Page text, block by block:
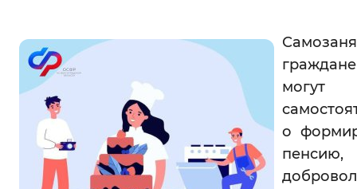
Цвет сайта
Монохромный Инверсивный
Синий фон
Изображения
могут
о
пенсию,